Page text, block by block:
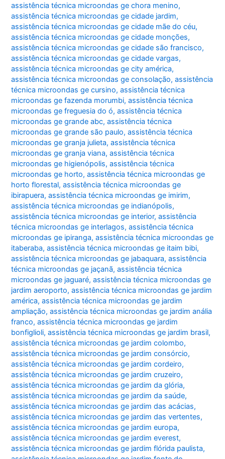
assistência técnica microondas ge chora menino,
assistência técnica microondas ge cidade jardim,
assistência técnica microondas ge cidade mãe do céu,
assistência técnica microondas ge cidade monções,
assistência técnica microondas ge cidade são francisco,
assistência técnica microondas ge cidade vargas,
assistência técnica microondas ge city américa,
assistência técnica microondas ge consolação,assistência
técnica microondas ge cursino,assistência técnica
microondas ge fazenda morumbi,assistência técnica
microondas ge freguesia do ó,assistência técnica
microondas ge grande abc,assistência técnica
microondas ge grande são paulo,assistência técnica
microondas ge granja julieta,assistência técnica
microondas ge granja viana,assistência técnica
microondas ge higienópolis,assistência técnica
microondas ge horto,assistência técnica microondas ge
horto florestal,assistência técnica microondas ge
ibirapuera,assistência técnica microondas ge imirim,
assistência técnica microondas ge indianópolis,
assistência técnica microondas ge interior,assistência
técnica microondas ge interlagos,assistência técnica
microondas ge ipiranga,assistência técnica microondas ge
itaberaba,assistência técnica microondas ge itaim bibi,
assistência técnica microondas ge jabaquara,assistência
técnica microondas ge jaçanã,assistência técnica
microondas ge jaguaré,assistência técnica microondas ge
jardim aeroporto,assistência técnica microondas ge jardim
américa,assistência técnica microondas ge jardim
ampliação,assistência técnica microondas ge jardim anália
franco,assistência técnica microondas ge jardim
bonfiglioli,assistência técnica microondas ge jardim brasil,
assistência técnica microondas ge jardim colombo,
assistência técnica microondas ge jardim consórcio,
assistência técnica microondas ge jardim cordeiro,
assistência técnica microondas ge jardim cruzeiro,
assistência técnica microondas ge jardim da glória,
assistência técnica microondas ge jardim da saúde,
assistência técnica microondas ge jardim das acácias,
assistência técnica microondas ge jardim das vertentes,
assistência técnica microondas ge jardim europa,
assistência técnica microondas ge jardim everest,
assistência técnica microondas ge jardim flórida paulista,